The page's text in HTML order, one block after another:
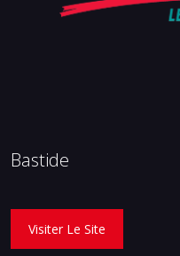
Bastide
Visiter Le Site